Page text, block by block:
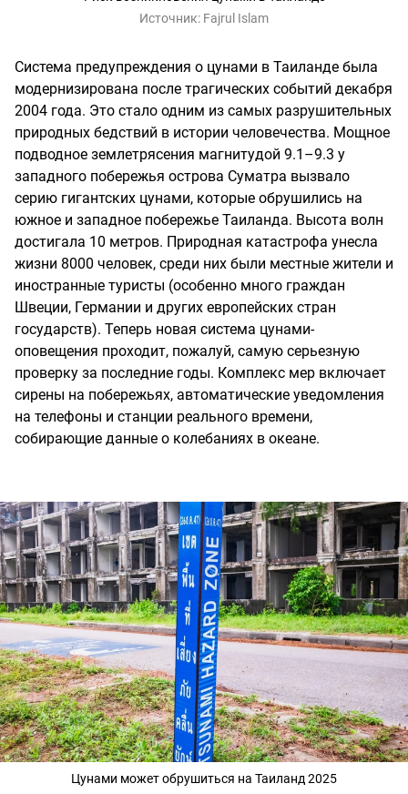
Источник: Fajrul Islam
Система предупреждения о цунами в Таиланде была
модернизирована после трагических событий декабря
2004 года. Это стало одним из самых разрушительных
природных бедствий в истории человечества. Мощное
подводное землетрясения магнитудой 9.1–9.3 у
западного побережья острова Суматра вызвало
серию гигантских цунами, которые обрушились на
южное и западное побережье Таиланда. Высота волн
достигала 10 метров. Природная катастрофа унесла
жизни 8000 человек, среди них были местные жители и
иностранные туристы (особенно много граждан
Швеции, Германии и других европейских стран
государств). Теперь новая система цунами-
оповещения проходит, пожалуй, самую серьезную
проверку за последние годы. Комплекс мер включает
сирены на побережьях, автоматические уведомления
на телефоны и станции реального времени,
собирающие данные о колебаниях в океане.
Цунами может обрушиться на Таиланд 2025